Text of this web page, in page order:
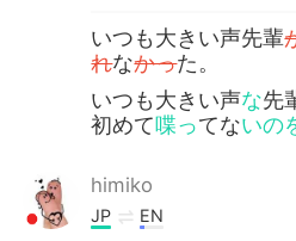
いつも大きい声先輩
れなかった。
いつも大きい声な先
初めて喋ってないの
himiko
JP EN